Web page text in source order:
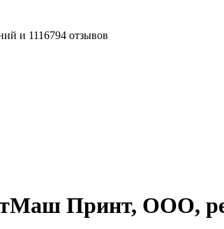
и 1116794 отзывов
Принт, ООО,